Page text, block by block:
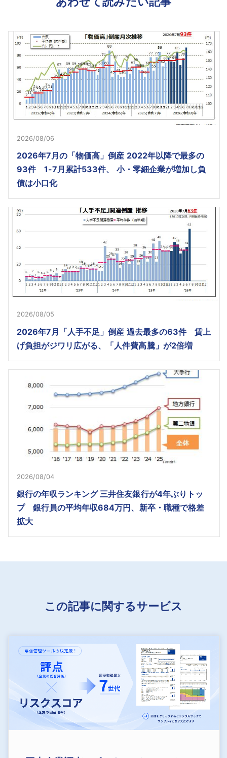
2026/08/06
2026年7月の「物価高」倒産 2022年以降で最多の
93件 1-7月累計533件、 小・零細企業が増加し負
債は小口化
2026/08/05
2026年7月「人手不足」倒産 過去最多の63件 賃上
げ負担がジワリ広がる、「人件費高騰」が2倍増
2026/08/04
銀行の年収ランキング 三井住友銀行が4年ぶりトッ
プ 銀行員の平均年収684万円、新卒・職種で格差
拡大
この記事に関するサービス